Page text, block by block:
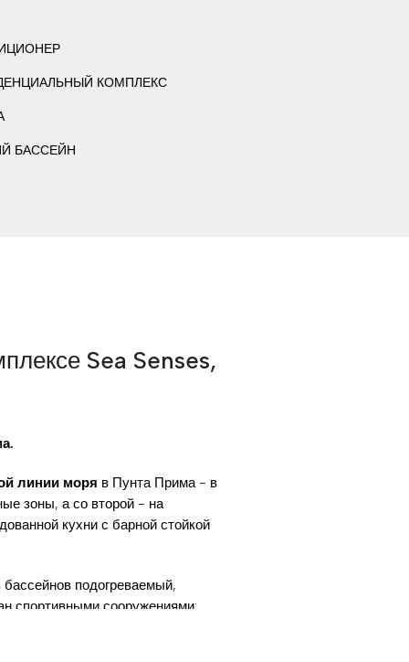
КОМПЛЕКС
БАССЕЙН
Sea Senses,
линии моря в Пунта Прима - в
зоны, а со второй - на
кухни с барной стойкой
подогреваемый,
спортивными сооружениями: